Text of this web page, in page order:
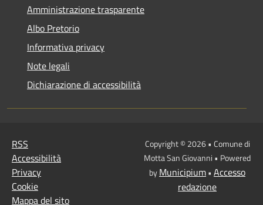
Amministrazione trasparente
Albo Pretorio
Informativa privacy
Note legali
Dichiarazione di accessibilità
RSS
Accessibilità
Privacy
Cookie
Mappa del sito
Copyright © 2026 • Comune di
Motta San Giovanni • Powered
byMunicipium• Accesso
redazione